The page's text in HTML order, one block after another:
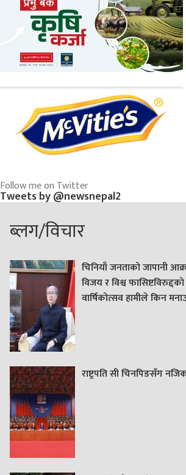
Follow me on Twitter
Tweets by @newsnepal2
ब्लग/विचार
चिनियाँ जनताको जापानी
विजय र विश्व
वार्षिकोत्सव हामीले किन
राष्ट्रपति सी चिनपिङसँग